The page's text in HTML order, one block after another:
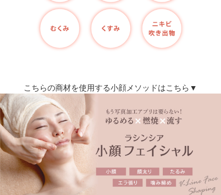
こちらの商材を使用する小顔メソッドはこちら▼